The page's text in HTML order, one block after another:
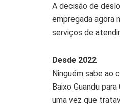
A decisão de
empregada agora
serviços de
Desde 2022
Ninguém sabe ao
Baixo Guandu
uma vez que